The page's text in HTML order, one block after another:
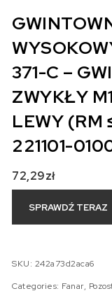
371-C –
ZWYKŁY
LEWY (RM
221101-
72,29zł
SPRAWDŹ TERAZ
SKU: 242a73d2aca6
Categories: Fanar,